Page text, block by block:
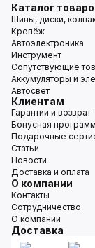
Каталог
Шины, диски,
Крепёж
Автоэлектроника
Инструмент
Сопутствующие
Аккумуляторы и
Автосвет
Клиентам
Гарантии и возврат
Бонусная
Подарочные
Статьи
Новости
Доставка и оплата
О компании
Контакты
Сотрудничество
О компании
Доставка